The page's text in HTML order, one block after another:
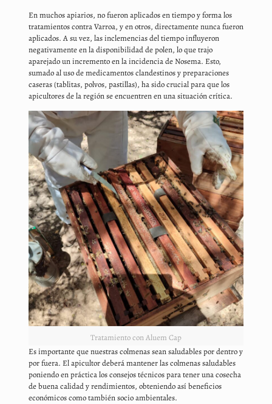
En muchos apiarios, no fueron aplicados en tiempo y forma los
tratamientos contra Varroa, y en otros, directamente nunca fueron
aplicados. A su vez, las inclemencias del tiempo influyeron
negativamente en la disponibilidad de polen, lo que trajo
aparejado un incremento en la incidencia de Nosema. Esto,
sumado al uso de medicamentos clandestinos y preparaciones
caseras (tablitas, polvos, pastillas), ha sido crucial para que los
apicultores de la región se encuentren en una situación crítica.
Tratamiento con Aluem Cap
Es importante que nuestras colmenas sean saludables por dentro y
por fuera. El apicultor deberá mantener las colmenas saludables
poniendo en práctica los consejos técnicos para tener una cosecha
de buena calidad y rendimientos, obteniendo así beneficios
económicos como también socio ambientales.